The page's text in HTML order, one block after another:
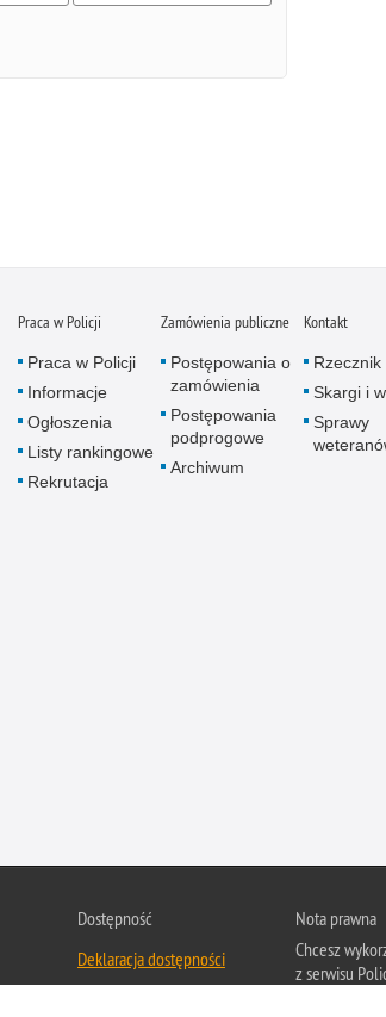
Praca w Policji
Praca w Policji
Informacje
Ogłoszenia
Listy rankingowe
Rekrutacja
Zamówienia publiczne
Postępowania o
zamówienia
Postępowania
podprogowe
Archiwum
Kontakt
Rzecznik
Skargi i
Sprawy
Dostępność
Deklaracja dostępności
Nota prawna
Chcesz
z serwisu